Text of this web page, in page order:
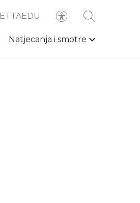
ETTAEDU
Natjecanja i smotre